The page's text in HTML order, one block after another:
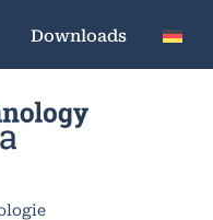
Downloads